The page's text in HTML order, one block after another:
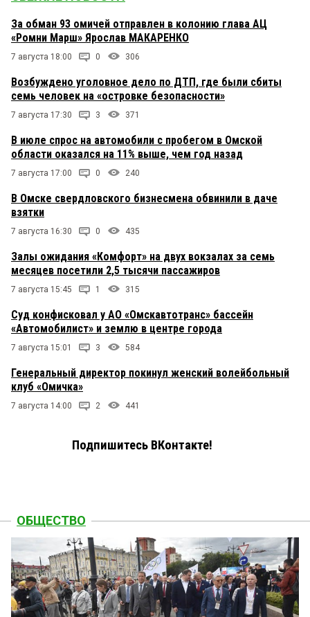
За обман 93 омичей отправлен в колонию глава АЦ
«Ромни Марш» Ярослав МАКАРЕНКО
7 августа 18:00 0 306
Возбуждено уголовное дело по ДТП, где были сбиты
семь человек на «островке безопасности»
7 августа 17:30 3 371
В июле спрос на автомобили с пробегом в Омской
области оказался на 11% выше, чем год назад
7 августа 17:00 0 240
В Омске свердловского бизнесмена обвинили в даче
взятки
7 августа 16:30 0 435
Залы ожидания «Комфорт» на двух вокзалах за семь
месяцев посетили 2,5 тысячи пассажиров
7 августа 15:45 1 315
Суд конфисковал у АО «Омскавтотранс» бассейн
«Автомобилист» и землю в центре города
7 августа 15:01 3 584
Генеральный директор покинул женский волейбольный
клуб «Омичка»
7 августа 14:00 2 441
Подпишитесь ВКонтакте!
ОБЩЕСТВО